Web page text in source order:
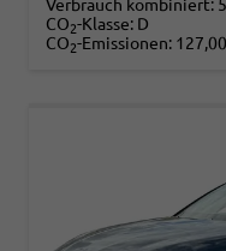
Verbrauch kombiniert:
CO2-Klasse: D
CO2-Emissionen: